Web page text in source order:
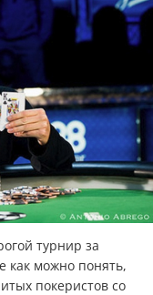
турнир за
как можно понять,
покеристов со